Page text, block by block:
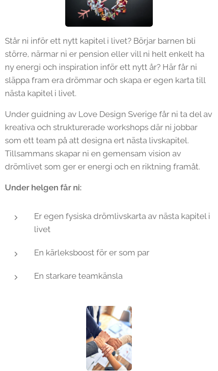
Står ni inför ett nytt kapitel i livet? Börjar barnen bli
större, närmar ni er pension eller vill ni helt enkelt ha
ny energi och inspiration inför ett nytt år? Här får ni
släppa fram era drömmar och skapa er egen karta till
nästa kapitel i livet.
Under guidning av Love Design Sverige får ni ta del av
kreativa och strukturerade workshops där ni jobbar
som ett team på att designa ert nästa livskapitel.
Tillsammans skapar ni en gemensam vision av
drömlivet som ger er energi och en riktning framåt.
Under helgen får ni:
Er egen fysiska drömlivskarta av nästa kapitel i
livet
En kärleksboost för er som par
En starkare teamkänsla